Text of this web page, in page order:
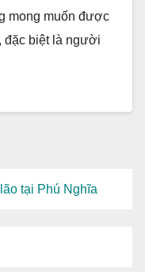
mong muốn được
đặc biệt là người